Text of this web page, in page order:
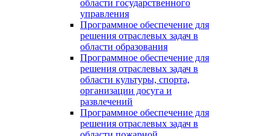
области государственного
управления
Программное обеспечение для
решения отраслевых задач в
области образования
Программное обеспечение для
решения отраслевых задач в
области культуры, спорта,
организации досуга и
развлечений
Программное обеспечение для
решения отраслевых задач в